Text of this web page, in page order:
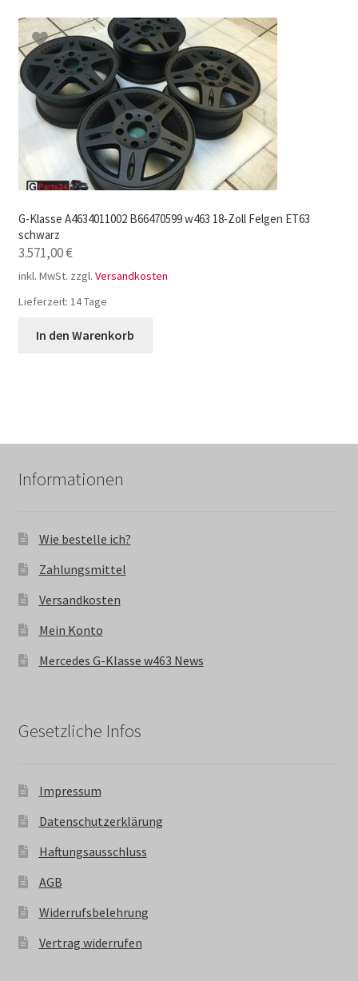
G-Klasse A4634011002 B66470599 w463 18-Zoll Felgen ET63
schwarz
3.571,00€
inkl. MwSt. zzgl. Versandkosten
Lieferzeit: 14 Tage
In den Warenkorb
Informationen
Wie bestelle ich?
Zahlungsmittel
Versandkosten
Mein Konto
Mercedes G-Klasse w463 News
Gesetzliche Infos
Impressum
Datenschutzerklärung
Haftungsausschluss
AGB
Widerrufsbelehrung
Vertrag widerrufen